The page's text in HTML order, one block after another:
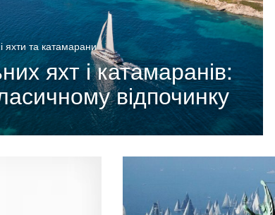
яхти та катамарани
яхт і катамаранів:
відпочинку